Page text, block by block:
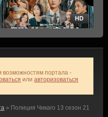
HD
возможностям портала -
или авторизоваться
» Полиция Чикаго 13 сезон 21